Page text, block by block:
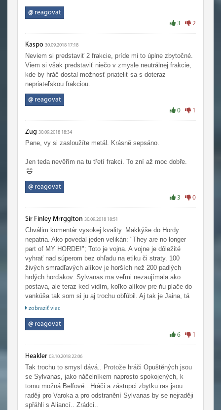
přístup je tajným mokrým snem každé správné
"snowflake".)
@reagovat
3 2
Kaspo 30.09.2018 17:18
Neviem si predstaviť 2 frakcie, príde mi to úplne zbytočné.
Viem si však predstaviť niečo v zmysle neutrálnej frakcie,
kde by hráč dostal možnosť priateliť sa s doteraz
nepriateľskou frakciou.
@reagovat
0 1
Zug 30.09.2018 18:34
Pane, vy si zasloužíte metál. Krásně sepsáno.
Jen teda nevěřím na tu třetí frakci. To zní až moc dobře.
@reagovat
3 0
Sir Finley Mrrgglton 30.09.2018 18:51
Chválim komentár vysokej kvality. Mäkkýše do Hordy
nepatria. Ako povedal jeden velikán: "They are no longer
part of MY HORDE!"; Toto je vojna. A vojne je dôležité
vyhrať nad súperom bez ohľadu na etiku či straty. 100
živých smradľavých alíkov je horších než 200 padlých
hrdých horďakov. Sylvanas ma veľmi nezaujímala ako
postava, ale teraz keď vidím, koľko alíkov pre ňu plače do
vankúša tak som si ju aj trochu obľúbil. Aj tak je Jaina, tá
pravá bláznivá psychopatická rasistická sviňa, ktorej by sa
zobraziť viac
@reagovat
6 1
Heakler 03.10.2018 22:06
Tak trochu to smysl dává.. Protože hráči Opuštěných jsou
se Sylvanas, jako náčelníkem naprosto spokojených, k
tomu možná Belfové.. Hráči a zástupci zbytku ras jsou
raději pro Varoka a pro odstranění Sylvanas by se nejraději
spřáhli s Aliancí.. Zrádci..